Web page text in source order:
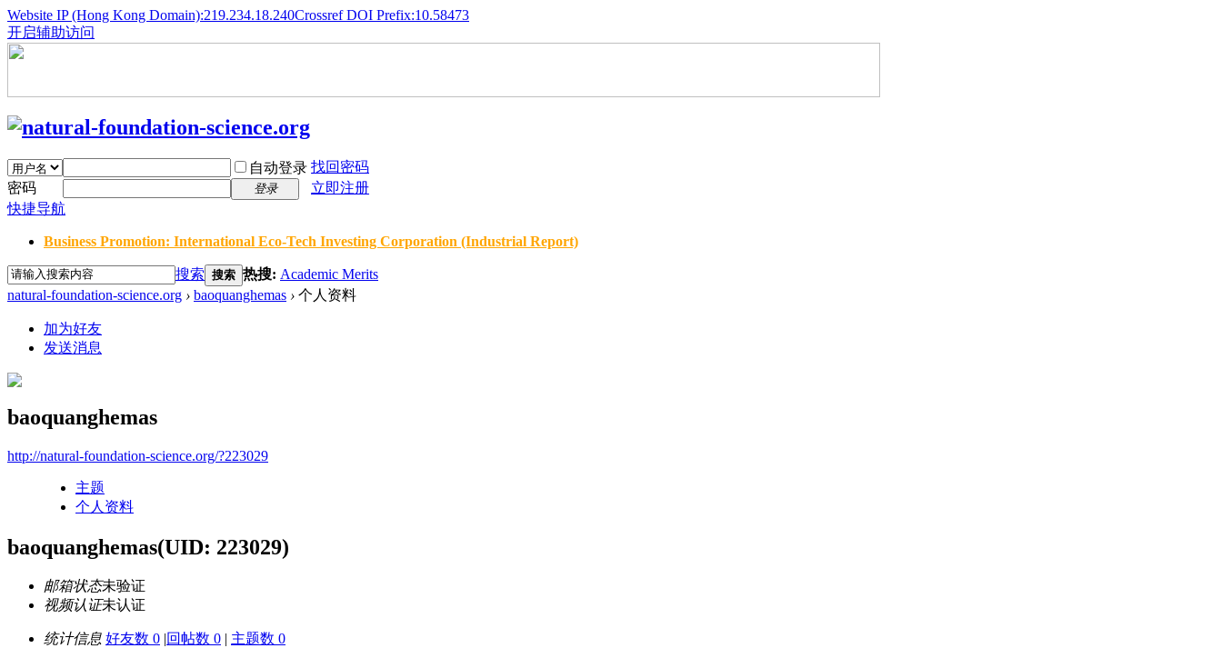
Website IP (Hong Kong Domain):219.234.18.240Crossref DOI Prefix:10.58473
开启辅助访问
自动登录 找回密码
密码
登录
立即注册
快捷导航
Business Promotion: International Eco-Tech Investing Corporation (Industrial Report)
搜索 搜索 热搜: Academic Merits
natural-foundation-science.org › baoquanghemas › 个人资料
加为好友
发送消息
baoquanghemas
http://natural-foundation-science.org/?223029
主题
个人资料
baoquanghemas(UID: 223029)
邮箱状态未验证
视频认证未认证
统计信息 好友数 0 |回帖数 0 | 主题数 0